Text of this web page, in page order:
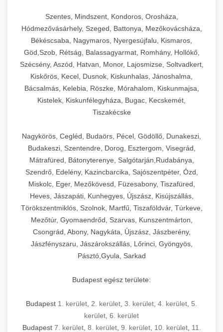
Szentes, Mindszent, Kondoros, Orosháza,
Hódmezővásárhely, Szeged, Battonya, Mezőkovácsháza,
Békéscsaba, Nagymaros, Nyergesújfalu, Kismaros,
Göd,Szob, Rétság, Balassagyarmat, Romhány, Hollókő,
Szécsény, Aszód, Hatvan, Monor, Lajosmizse, Soltvadkert,
Kiskőrös, Kecel, Dusnok, Kiskunhalas, Jánoshalma,
Bácsalmás, Kelebia, Röszke, Mórahalom, Kiskunmajsa,
Kistelek, Kiskunfélegyháza, Bugac, Kecskemét,
Tiszakécske
Nagykörös, Cegléd, Budaörs, Pécel, Gödöllő, Dunakeszi,
Budakeszi, Szentendre, Dorog, Esztergom, Visegrád,
Mátrafüred, Bátonyterenye, Salgótarján,Rudabánya,
Szendrő, Edelény, Kazincbarcika, Sajószentpéter, Ózd,
Miskolc, Eger, Mezőkövesd, Füzesabony, Tiszafüred,
Heves, Jászapáti, Kunhegyes, Újszász, Kisújszállás,
Törökszentmiklós, Szolnok, Martfű, Tiszaföldvár, Túrkeve,
Mezőtúr, Gyomaendrőd, Szarvas, Kunszentmárton,
Csongrád, Abony, Nagykáta, Újszász, Jászberény,
Jászfényszaru, Jászárokszállás, Lőrinci, Gyöngyös,
Pásztó,Gyula, Sarkad
Budapest egész területe:
Budapest 1. kerület 2. kerület 3. kerület 4. kerület 5.
kerület 6. kerület
Budapest 7. kerület, 8. kerület, 9. kerület, 10. kerület, 11.